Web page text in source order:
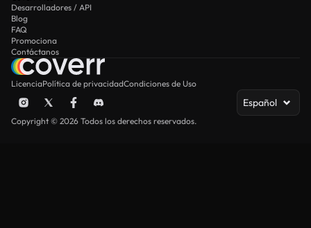
Desarrolladores / API
Blog
FAQ
Promociona
Contáctanos
LicenciaPolítica de privacidadCondiciones de Uso
Español
Copyright © 2026 Todos los derechos reservados.